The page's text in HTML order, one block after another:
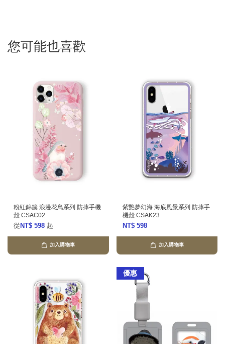
您可能也喜歡
粉紅錦簇 浪漫花鳥系列 防摔手機
殼 CSAC02
從 NT$ 598 起
加入購物車
紫艷夢幻海 海底風景系列 防摔手
機殼 CSAK23
NT$ 598
加入購物車
優惠